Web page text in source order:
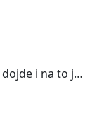
Práce, práce, práce, práce a pak možná dojde i na to ježdění.